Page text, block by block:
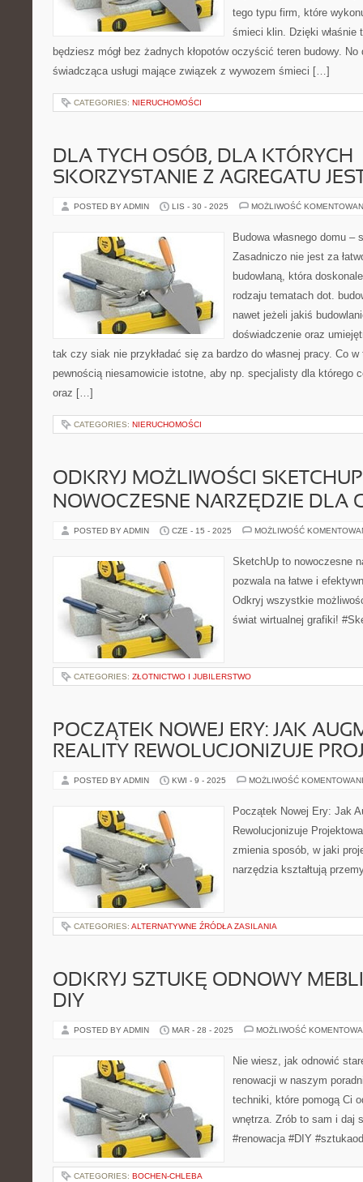
tego typu firm, które
śmieci klin. Dzięki właśnie
będziesz mógł bez żadnych kłopotów oczyścić teren budowy.
świadcząca usługi mające związek z wywozem śmieci […]
CATEGORIES: NIERUCHOMOŚCI
DLA TYCH OSÓB, DLA KTÓRYCH
SKORZYSTANIE Z AGREGATU
POSTED BY ADMIN LIS - 30 - 2025 MOŻLIWOŚĆ
Budowa własnego domu
Zasadniczo nie jest za
budowlaną, która
rodzaju tematach dot.
nawet jeżeli jakiś
doświadczenie oraz
tak czy siak nie przykładać się za bardzo do własnej pracy. Co
pewnością niesamowicie istotne, aby np. specjalisty dla którego
oraz […]
CATEGORIES: NIERUCHOMOŚCI
ODKRYJ MOŻLIWOŚCI
NOWOCZESNE NARZĘDZIE DLA
POSTED BY ADMIN CZE - 15 - 2025 MOŻLIWOŚĆ
SketchUp to nowoczesne
pozwala na łatwe i
Odkryj wszystkie
świat wirtualnej grafiki!
CATEGORIES: ZŁOTNICTWO I JUBILERSTWO
POCZĄTEK NOWEJ ERY: JAK
REALITY REWOLUCJONIZUJE
POSTED BY ADMIN KWI - 9 - 2025 MOŻLIWOŚĆ
Początek Nowej Ery: Jak
Rewolucjonizuje
zmienia sposób, w jaki
narzędzia kształtują
CATEGORIES: ALTERNATYWNE ŹRÓDŁA ZASILANIA
ODKRYJ SZTUKĘ ODNOWY
DIY
POSTED BY ADMIN MAR - 28 - 2025 MOŻLIWOŚĆ
Nie wiesz, jak odnowić
renowacji w naszym
techniki, które pomogą Ci
wnętrza. Zrób to sam i daj
#renowacja #DIY
CATEGORIES: BOCHEN-CHLEBA